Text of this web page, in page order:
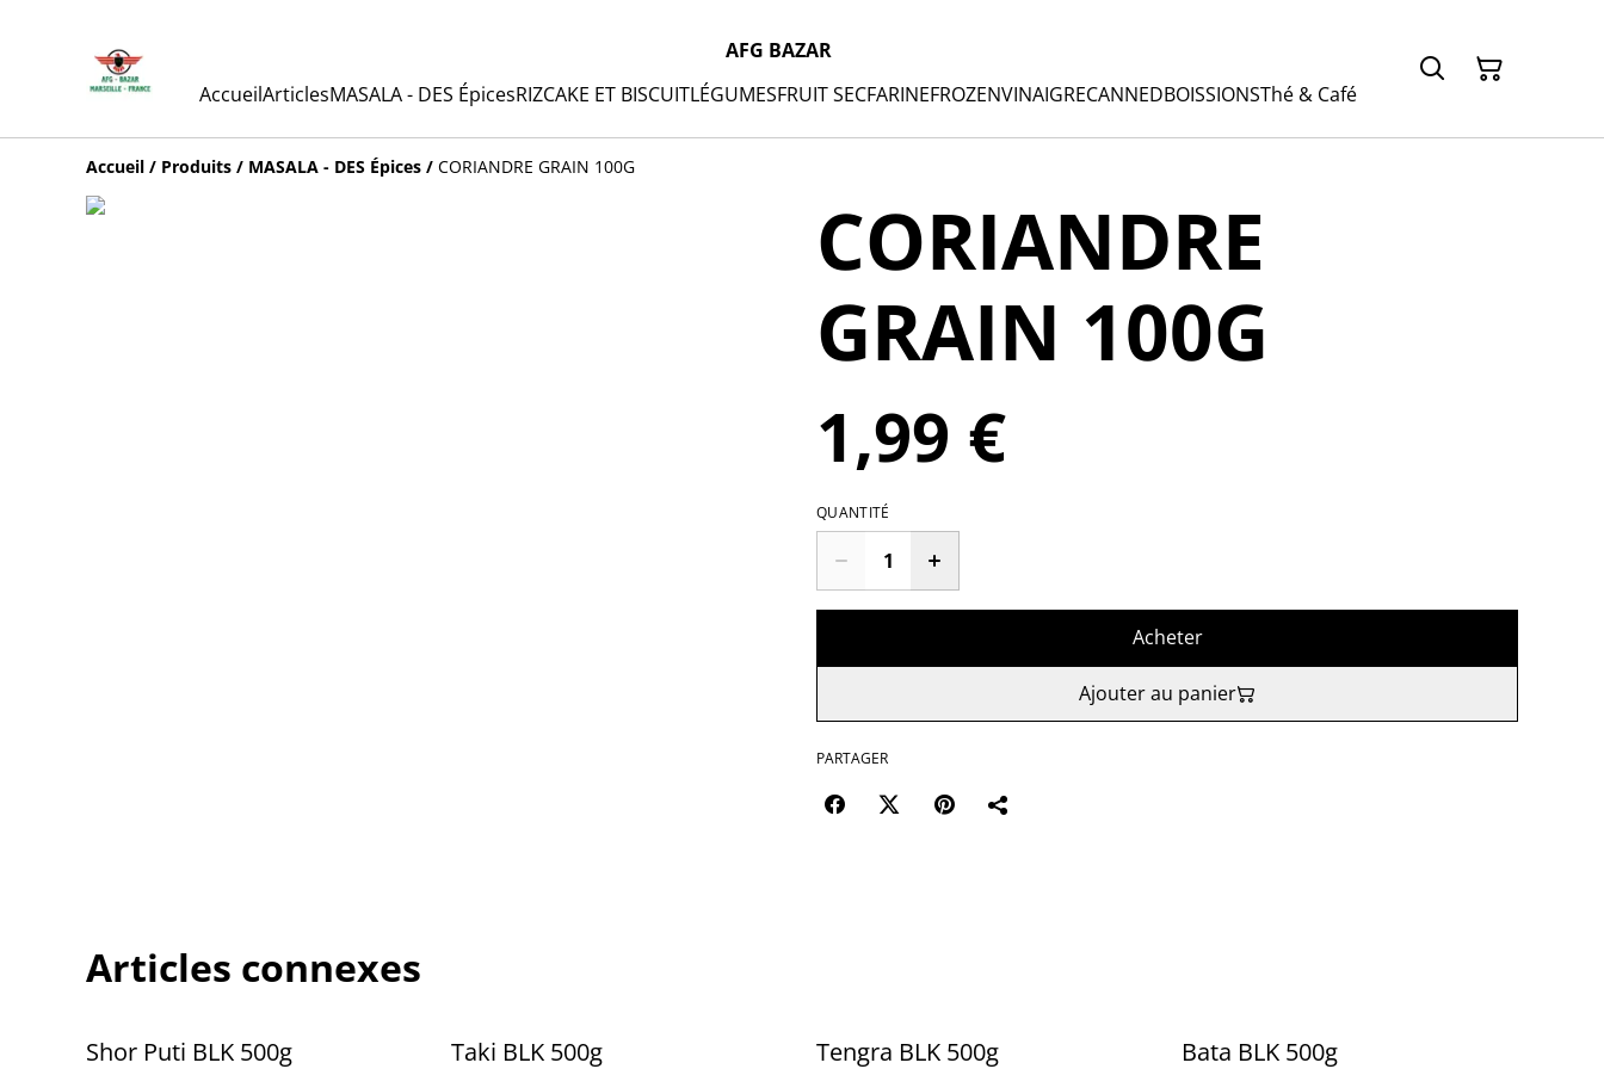
AFG BAZAR
AccueilArticlesMASALA - DES ÉpicesRIZCAKE ET BISCUITLÉGUMESFRUIT SECFARINEFROZENVINAIGRECANNEDBOISSIONSThé & Café
Accueil / Produits / MASALA - DES Épices / CORIANDRE GRAIN 100G
CORIANDRE
GRAIN 100G
1,99 €
QUANTITÉ
Acheter
Ajouter au panier
PARTAGER
Articles connexes
Shor Puti BLK 500g Taki BLK 500g Tengra BLK 500g Bata BLK 500g